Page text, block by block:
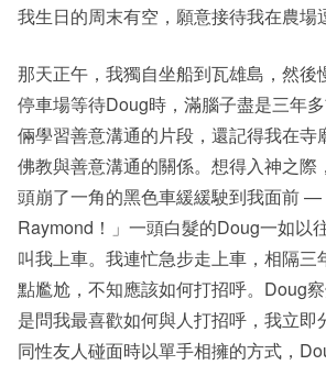
我生日的周末有空，願意接待我在農場
那天正午，我獨自坐船到瓦雄島，然後
停車場等待Doug時，滿腦子盡是三年
倆學習善意溝通的片段，還記得我在寺
佛教與善意溝通的關係。想得入神之際
頭崩了一角的黑色車緩緩駛到我面前 —
Raymond！」一頭白髮的Doug一如以
叫我上車。我連忙急步走上車，相隔三
點尷尬，不知應該如何打招呼。Doug
是問我最喜歡如何與人打招呼，我立即
同性友人碰面時以單手相擁的方式，